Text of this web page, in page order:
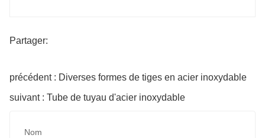
Partager:
précédent : Diverses formes de tiges en acier inoxydable
suivant : Tube de tuyau d'acier inoxydable
Nom